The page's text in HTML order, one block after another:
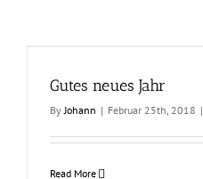
Gutes neues Jahr
ByJohann | Februar 25th, 2018 |
Read More